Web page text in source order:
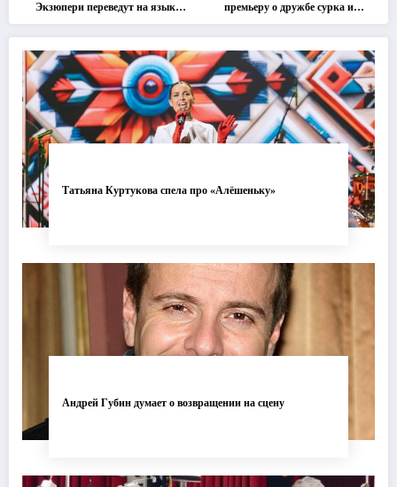
Экзюпери переведут на язык
современной хореографии
премьеру о дружбе сурка и
одуванчика
Татьяна Куртукова спела про «Алёшеньку»
Андрей Губин думает о возвращении на сцену